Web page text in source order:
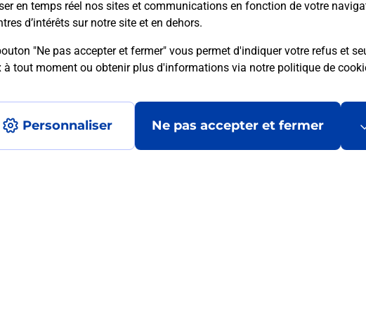
en temps réel nos sites et communications en fonction de votre
d’intérêts sur notre site et en dehors.
"Ne pas accepter et fermer" vous permet d'indiquer votre refus et
tout moment ou obtenir plus d'informations via notre politique de
Personnaliser Ne pas accepter et fermer
posées
qu’est ce que c’est ?